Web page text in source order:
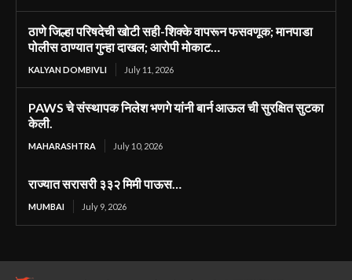
ठाणे जिल्हा परिषदेची खोटी सही-शिक्के वापरून फसवणूक; मानपाडा
पोलीस ठाण्यात गुन्हा दाखल; आरोपी मोकाट…
KALYAN DOMBIVLI July 11, 2026
PAWS चे संस्थापक निलेश भणगे यांनी बार्न आऊल ची सुरक्षित सुटका
केली.
MAHARASHTRA July 10, 2026
राज्यात सरासरी ३३२ मिमी पाऊस…
MUMBAI July 9, 2026